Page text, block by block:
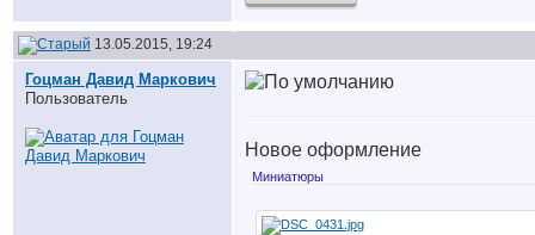
13.05.2015, 19:24
Гоцман Давид Маркович
Пользователь
Новое оформление
Миниатюры